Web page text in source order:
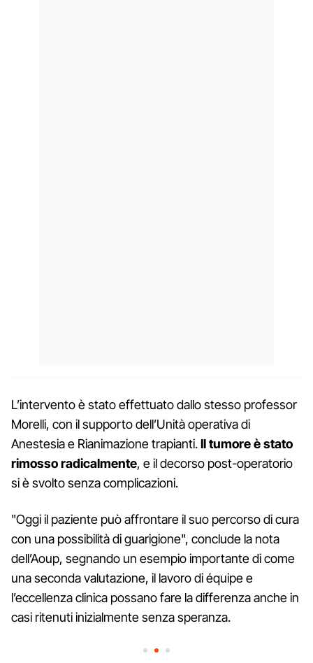
L’intervento è stato effettuato dallo stesso professor
Morelli, con il supporto dell’Unità operativa di
Anestesia e Rianimazione trapianti.Il tumore è stato
rimosso radicalmente, e il decorso post-operatorio
si è svolto senza complicazioni.
"Oggi il paziente può affrontare il suo percorso di cura
con una possibilità di guarigione", conclude la nota
dell’Aoup, segnando un esempio importante di come
una seconda valutazione, il lavoro di équipe e
l’eccellenza clinica possano fare la differenza anche in
casi ritenuti inizialmente senza speranza.